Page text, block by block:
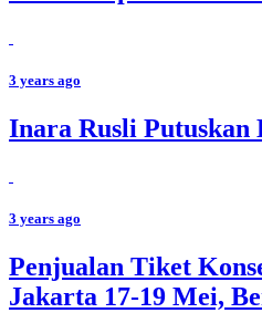
3 years ago
Inara Rusli Putuskan
3 years ago
Penjualan Tiket
Jakarta 17-19 Mei,